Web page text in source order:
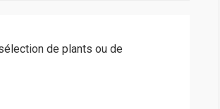
de plants ou de